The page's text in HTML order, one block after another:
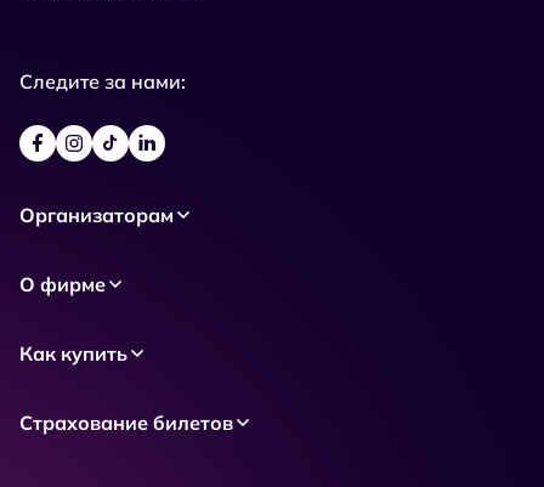
Следите за нами:
Организаторам
О фирме
Как купить
Страхование билетов